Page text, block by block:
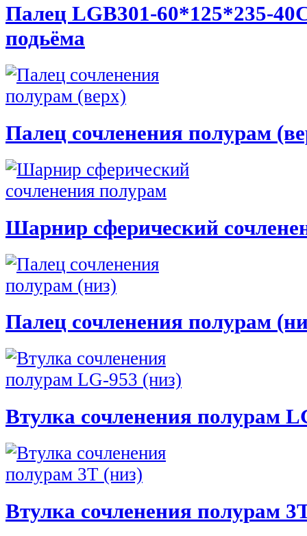
Палец LGB301-60*125*235-
подьёма
Палец сочленения полурам
Шарнир сферический
Палец сочленения полурам
Втулка сочленения полурам
Втулка сочленения полурам